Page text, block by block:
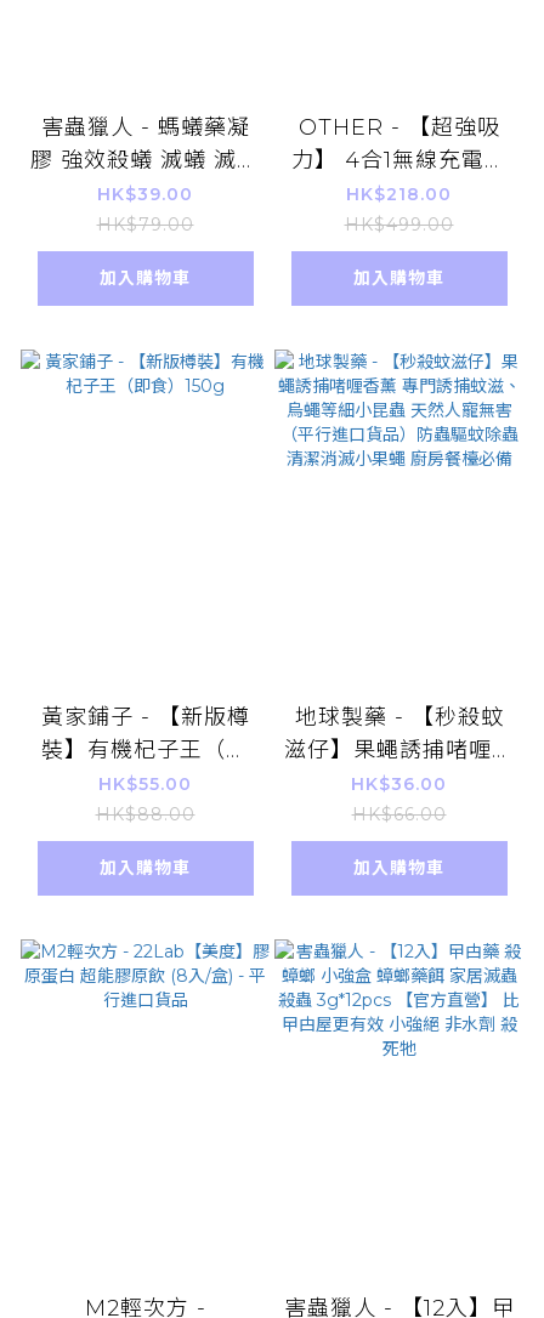
害蟲獵人 - 螞蟻藥凝
膠 強效殺蟻 滅蟻 滅蟲
藥餌 家居清潔 螞蟻絕
5g 【官方直營】
HK$39.00
HK$79.00
加入購物車
OTHER - 【超強吸
力】 4合1無線充電吸
塵機 吸塵器
HK$218.00
HK$499.00
加入購物車
黃家鋪子 - 【新版樽
裝】有機杞子王（即
食）150g
HK$55.00
HK$88.00
加入購物車
地球製藥 - 【秒殺蚊
滋仔】果蠅誘捕啫喱香
薰 專門誘捕蚊滋、烏
蠅等細小昆蟲 天然人
寵無害（平行進口貨
品）防蟲驅蚊除蟲 清
檯必備
HK$36.00
HK$66.00
加入購物車
M2輕次方 -
害蟲獵人 - 【12入】曱